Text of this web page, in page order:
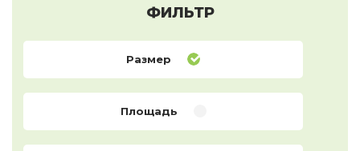
ФИЛЬТР
Размер
Площадь